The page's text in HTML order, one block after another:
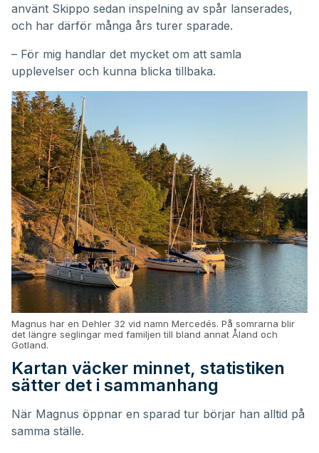
använt Skippo sedan inspelning av spår lanserades,
och har därför många års turer sparade.
– För mig handlar det mycket om att samla
upplevelser och kunna blicka tillbaka.
Magnus har en Dehler 32 vid namn Mercedés. På somrarna blir
det längre seglingar med familjen till bland annat Åland och
Gotland.
Kartan väcker minnet, statistiken
sätter det i sammanhang
När Magnus öppnar en sparad tur börjar han alltid på
samma ställe.